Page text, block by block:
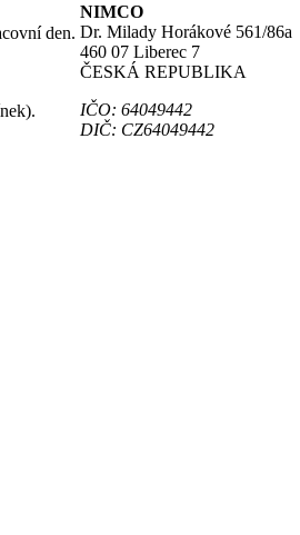
den.
NIMCO
Dr. Milady Horákové 561/86a
460 07 Liberec 7
ČESKÁ REPUBLIKA
IČO: 64049442
DIČ: CZ64049442